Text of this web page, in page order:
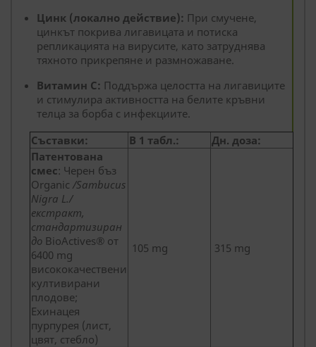
Цинк (локално действие): При смучене,
цинкът покрива лигавицата и потиска
репликацията на вирусите, като затруднява
тяхното прикрепяне и размножаване.
Витамин С: Поддържа целостта на лигавиците
и стимулира активността на белите кръвни
телца за борба с инфекциите.
Съставки:
В 1 табл.:
Дн. доза:
Патентована
смес: Черен бъз
Organic /Sambucus
Nigra L./
екстракт,
стандартизиран
до BioActives® от
6400 mg
висококачествени
култивирани
плодове;
Ехинацея
пурпурея (лист,
цвят, стебло)
105 mg 315 mg